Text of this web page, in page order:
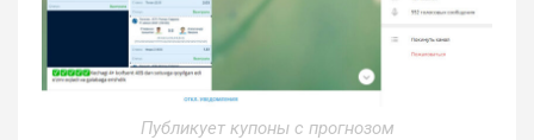
Публикует купоны с прогнозом